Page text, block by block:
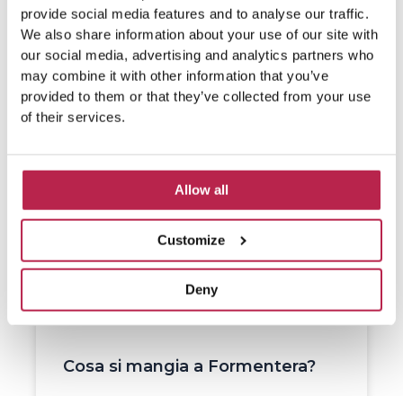
provide social media features and to analyse our traffic.
We also share information about your use of our site with
our social media, advertising and analytics partners who
may combine it with other information that you’ve
provided to them or that they’ve collected from your use
of their services.
Allow all
Customize
Deny
Cosa si mangia a Formentera?